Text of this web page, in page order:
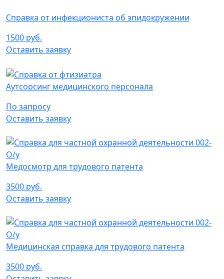
Справка от инфекциониста об эпидокружении
1500 руб.
Оставить заявку
Аутсорсинг медицинского персонала
По запросу
Оставить заявку
Медосмотр для трудового патента
3500 руб.
Оставить заявку
Медицинская справка для трудового патента
3500 руб.